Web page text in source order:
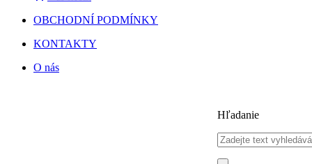
OBCHODNÍ PODMÍNKY
KONTAKTY
O nás
Hľadanie